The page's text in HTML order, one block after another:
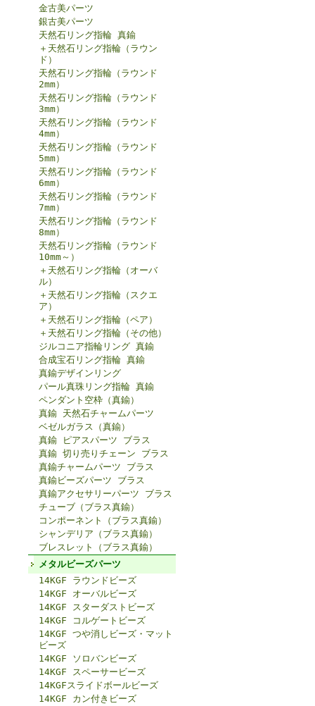
金古美パーツ
銀古美パーツ
天然石リング指輪 真鍮
＋天然石リング指輪（ラウン
ド）
天然石リング指輪（ラウンド
2mm）
天然石リング指輪（ラウンド
3mm）
天然石リング指輪（ラウンド
4mm）
天然石リング指輪（ラウンド
5mm）
天然石リング指輪（ラウンド
6mm）
天然石リング指輪（ラウンド
7mm）
天然石リング指輪（ラウンド
8mm）
天然石リング指輪（ラウンド
10mm～）
＋天然石リング指輪（オーバ
ル）
＋天然石リング指輪（スクエ
ア）
＋天然石リング指輪（ペア）
＋天然石リング指輪（その他）
ジルコニア指輪リング 真鍮
合成宝石リング指輪 真鍮
真鍮デザインリング
パール真珠リング指輪 真鍮
ペンダント空枠（真鍮）
真鍮 天然石チャームパーツ
ベゼルガラス（真鍮）
真鍮 ピアスパーツ ブラス
真鍮 切り売りチェーン ブラス
真鍮チャームパーツ ブラス
真鍮ビーズパーツ ブラス
真鍮アクセサリーパーツ ブラス
チューブ（ブラス真鍮）
コンポーネント（ブラス真鍮）
シャンデリア（ブラス真鍮）
ブレスレット（ブラス真鍮）
メタルビーズパーツ
14KGF ラウンドビーズ
14KGF オーバルビーズ
14KGF スターダストビーズ
14KGF コルゲートビーズ
14KGF つや消しビーズ・マット
ビーズ
14KGF ソロバンビーズ
14KGF スペーサービーズ
14KGFスライドボールビーズ
14KGF カン付きビーズ